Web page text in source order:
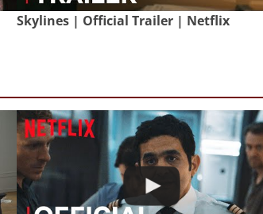
Skylines | Official Trailer | Netflix